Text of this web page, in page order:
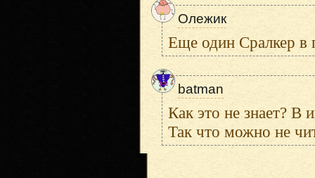
Олежик
Еще один Сралкер в
batman
Как это не знает? В
Так что можно не